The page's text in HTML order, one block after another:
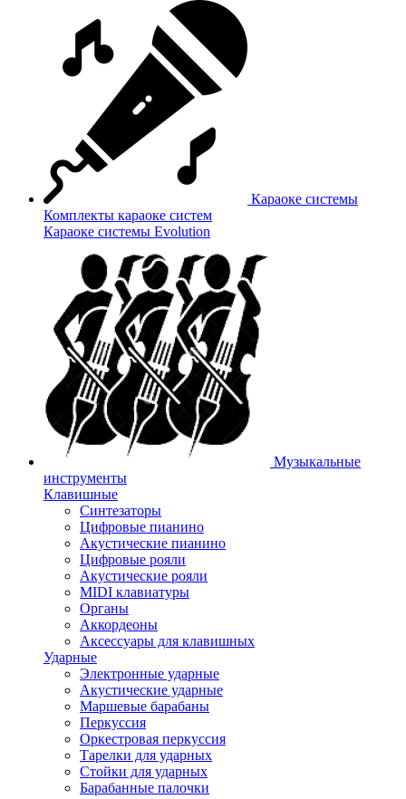
Караоке системы
Комплекты караоке систем
Караоке системы Evolution
Музыкальные
инструменты
Клавишные
Синтезаторы
Цифровые пианино
Акустические пианино
Цифровые рояли
Акустические рояли
MIDI клавиатуры
Органы
Аккордеоны
Аксессуары для клавишных
Ударные
Электронные ударные
Акустические ударные
Маршевые барабаны
Перкуссия
Оркестровая перкуссия
Тарелки для ударных
Стойки для ударных
Барабанные палочки